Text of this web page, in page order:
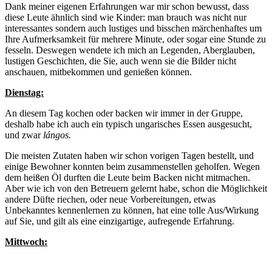
Dank meiner eigenen Erfahrungen war mir schon bewusst, dass
diese Leute ähnlich sind wie Kinder: man brauch was nicht nur
interessantes sondern auch lustiges und bisschen märchenhaftes um
Ihre Aufmerksamkeit für mehrere Minute, oder sogar eine Stunde zu
fesseln. Deswegen wendete ich mich an Legenden, Aberglauben,
lustigen Geschichten, die Sie, auch wenn sie die Bilder nicht
anschauen, mitbekommen und genießen können.
Dienstag:
An diesem Tag kochen oder backen wir immer in der Gruppe,
deshalb habe ich auch ein typisch ungarisches Essen ausgesucht,
und zwar lángos.
Die meisten Zutaten haben wir schon vorigen Tagen bestellt, und
einige Bewohner konnten beim zusammenstellen geholfen. Wegen
dem heißen Öl durften die Leute beim Backen nicht mitmachen.
Aber wie ich von den Betreuern gelernt habe, schon die Möglichkeit
andere Düfte riechen, oder neue Vorbereitungen, etwas
Unbekanntes kennenlernen zu können, hat eine tolle Aus/Wirkung
auf Sie, und gilt als eine einzigartige, aufregende Erfahrung.
Mittwoch: